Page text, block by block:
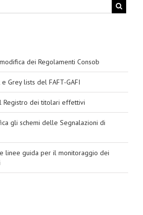
dei Regolamenti Consob
Grey lists del FAFT-GAFI
dei titolari effettivi
gli schemi delle Segnalazioni di
linee guida per il monitoraggio dei